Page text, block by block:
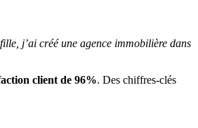
j’ai créé une agence immobilière dans
client de 96%. Des chiffres-clés